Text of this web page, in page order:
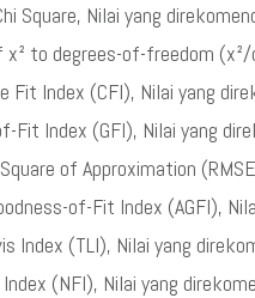
Square, Nilai yang
x² to degrees-of-freedom
Fit Index (CFI), Nilai yang
Fit Index (GFI), Nilai yang
of Approximation
of-Fit Index (AGFI),
Index (TLI), Nilai yang
(NFI), Nilai yang